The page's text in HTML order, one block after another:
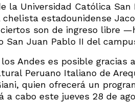
la Universidad Católica
estadounidense
son de ingreso libre
San Juan Pablo II del
Andes es posible gracias
Peruano Italiano de
quien ofrecerá un
a cabo este jueves 28 de